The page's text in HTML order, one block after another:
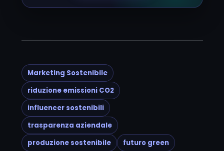
Marketing Sostenibile
riduzione emissioni CO2
influencer sostenibili
trasparenza aziendale
produzione sostenibile
futuro green